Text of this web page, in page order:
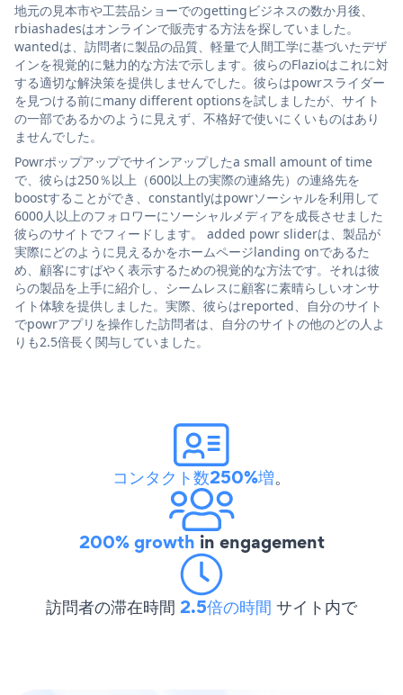
地元の見本市や工芸品ショーでのgettingビジネスの数か月後、
rbiashadesはオンラインで販売する方法を探していました。
wantedは、訪問者に製品の品質、軽量で人間工学に基づいたデザ
インを視覚的に魅力的な方法で示します。彼らのFlazioはこれに対
する適切な解決策を提供しませんでした。彼らはpowrスライダー
を見つける前にmany different optionsを試しましたが、サイト
の一部であるかのように見えず、不格好で使いにくいものはあり
ませんでした。
Powrポップアップでサインアップしたa small amount of time
で、彼らは250％以上（600以上の実際の連絡先）の連絡先を
boostすることができ、constantlyはpowrソーシャルを利用して
6000人以上のフォロワーにソーシャルメディアを成長させました
彼らのサイトでフィードします。 added powr sliderは、製品が
実際にどのように見えるかをホームページlanding onであるた
め、顧客にすばやく表示するための視覚的な方法です。それは彼
らの製品を上手に紹介し、シームレスに顧客に素晴らしいオンサ
イト体験を提供しました。実際、彼らはreported、自分のサイト
でpowrアプリを操作した訪問者は、自分のサイトの他のどの人よ
りも2.5倍長く関与していました。
コンタクト数250%増。
200% growth in engagement
訪問者の滞在時間 2.5倍の時間 サイト内で